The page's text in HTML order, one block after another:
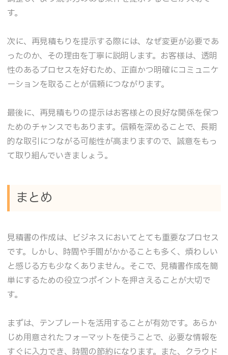
す。
次に、再見積もりを提示する際には、なぜ変更が必要であ
ったのか、その理由を丁寧に説明します。お客様は、透明
性のあるプロセスを好むため、正直かつ明確にコミュニケ
ーションを取ることが信頼につながります。
最後に、再見積もりの提示はお客様との良好な関係を保つ
ためのチャンスでもあります。信頼を深めることで、長期
的な取引につながる可能性が高まりますので、誠意をもっ
て取り組んでいきましょう。
まとめ
見積書の作成は、ビジネスにおいてとても重要なプロセス
です。しかし、時間や手間がかかることも多く、煩わしい
と感じる方も少なくありません。そこで、見積書作成を簡
単にするための役立つポイントを押さえることが大切で
す。
まずは、テンプレートを活用することが有効です。あらか
じめ用意されたフォーマットを使うことで、必要な情報を
すぐに入力でき、時間の節約になります。また、クラウド